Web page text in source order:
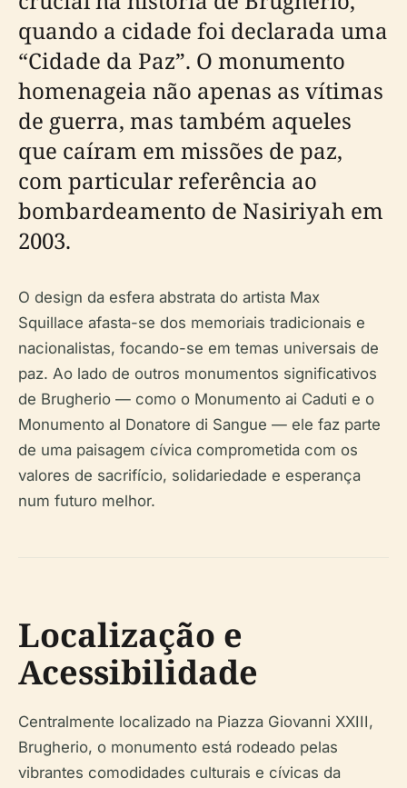
quando a cidade foi declarada uma
“Cidade da Paz”. O monumento
homenageia não apenas as vítimas
de guerra, mas também aqueles
que caíram em missões de paz,
com particular referência ao
bombardeamento de Nasiriyah em
2003.
O design da esfera abstrata do artista Max
Squillace afasta-se dos memoriais tradicionais e
nacionalistas, focando-se em temas universais de
paz. Ao lado de outros monumentos significativos
de Brugherio — como o Monumento ai Caduti e o
Monumento al Donatore di Sangue — ele faz parte
de uma paisagem cívica comprometida com os
valores de sacrifício, solidariedade e esperança
num futuro melhor.
Localização e
Acessibilidade
Centralmente localizado na Piazza Giovanni XXIII,
Brugherio, o monumento está rodeado pelas
vibrantes comodidades culturais e cívicas da